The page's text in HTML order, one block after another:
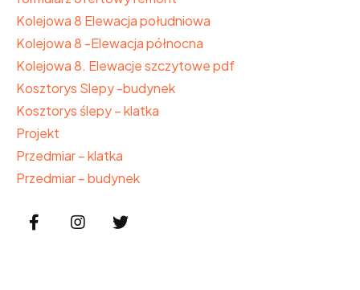
Kolejowa 8 Elewacja południowa
Kolejowa 8 -Elewacja północna
Kolejowa 8. Elewacje szczytowe pdf
Kosztorys Slepy -budynek
Kosztorys ślepy – klatka
Projekt
Przedmiar – klatka
Przedmiar – budynek